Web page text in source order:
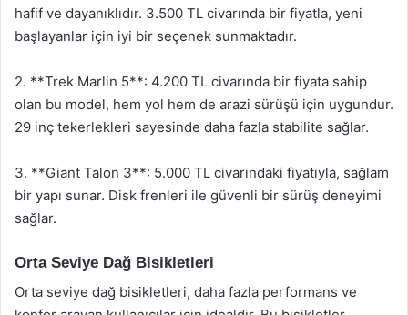
hafif ve dayanıklıdır. 3.500 TL civarında bir fiyatla, yeni
başlayanlar için iyi bir seçenek sunmaktadır.
2. **Trek Marlin 5**: 4.200 TL civarında bir fiyata sahip
olan bu model, hem yol hem de arazi sürüşü için uygundur.
29 inç tekerlekleri sayesinde daha fazla stabilite sağlar.
3. **Giant Talon 3**: 5.000 TL civarındaki fiyatıyla, sağlam
bir yapı sunar. Disk frenleri ile güvenli bir sürüş deneyimi
sağlar.
Orta Seviye Dağ Bisikletleri
Orta seviye dağ bisikletleri, daha fazla performans ve